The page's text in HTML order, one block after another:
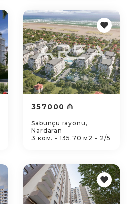
357000 ₼
Sabunçu rayonu,
Nardaran
3 ком. - 135.70 м2 - 2/5